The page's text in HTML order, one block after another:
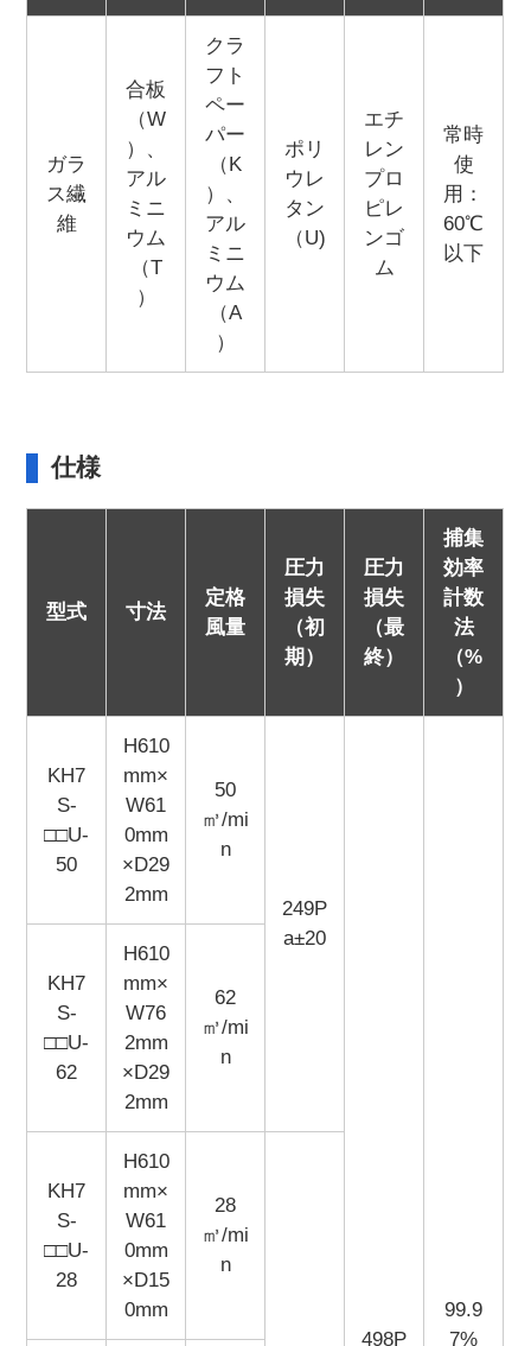
ガラ
ス繊
維
合板
（W
）、
アル
ミニ
ウム
（T
）
クラ
フト
ペー
パー
（K
）、
アル
ミニ
ウム
（A
）
ポリ
ウレ
タン
（U)
エチ
レン
プロ
ピレ
ンゴ
ム
常時
使
用：
60℃
以下
仕様
型式 寸法
定格
風量
圧力
損失
（初
期）
圧力
損失
（最
終）
捕集
効率
計数
法
（%
）
KH7
S-
□□U-
50
H610
mm×
W61
0mm
×D29
2mm
50
㎥/mi
n
249P
a±20
498P
99.9
7%
KH7
S-
□□U-
62
H610
mm×
W76
2mm
×D29
2mm
62
㎥/mi
n
KH7
S-
□□U-
28
H610
mm×
W61
0mm
×D15
0mm
28
㎥/mi
n